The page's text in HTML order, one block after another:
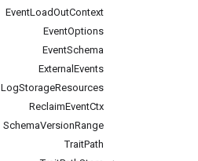
EventLoadOutContext
EventOptions
EventSchema
External Events
LogStorageResources
ReclaimEventCtx
SchemaVersionRange
TraitPath